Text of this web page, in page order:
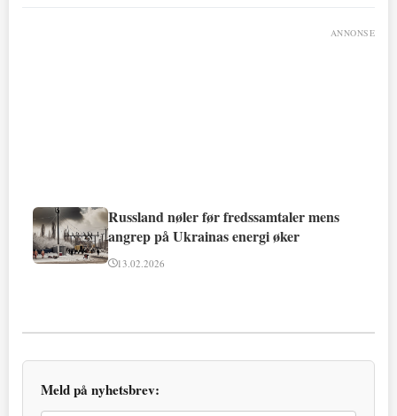
ANNONSE
Russland nøler før fredssamtaler mens
angrep på Ukrainas energi øker
13.02.2026
Meld på nyhetsbrev: